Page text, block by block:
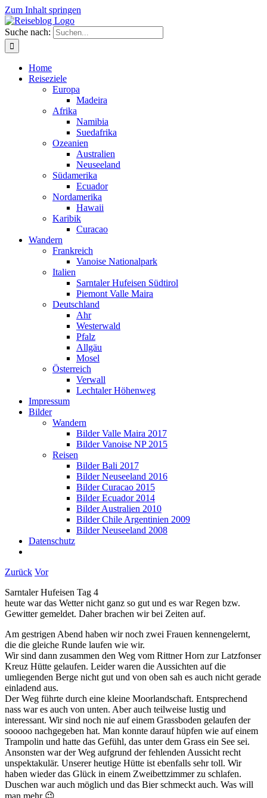
Zum Inhalt springen
Suche nach:
Home
Reiseziele
Europa
Madeira
Afrika
Namibia
Suedafrika
Ozeanien
Australien
Neuseeland
Südamerika
Ecuador
Nordamerika
Hawaii
Karibik
Curacao
Wandern
Frankreich
Vanoise Nationalpark
Italien
Sarntaler Hufeisen Südtirol
Piemont Valle Maira
Deutschland
Ahr
Westerwald
Pfalz
Allgäu
Mosel
Österreich
Verwall
Lechtaler Höhenweg
Impressum
Bilder
Wandern
Bilder Valle Maira 2017
Bilder Vanoise NP 2015
Reisen
Bilder Bali 2017
Bilder Neuseeland 2016
Bilder Curacao 2015
Bilder Ecuador 2014
Bilder Australien 2010
Bilder Chile Argentinien 2009
Bilder Neuseeland 2008
Datenschutz
Zurück Vor
Sarntaler Hufeisen Tag 4
heute war das Wetter nicht ganz so gut und es war Regen bzw.
Gewitter gemeldet. Daher brachen wir bei Zeiten auf.
Am gestrigen Abend haben wir noch zwei Frauen kennengelernt,
die die gleiche Runde laufen wie wir.
Wir sind dann zusammen den Weg vom Rittner Horn zur Latzfonser
Kreuz Hütte gelaufen. Leider waren die Aussichten auf die
umliegenden Berge nicht gut und von oben sah es auch nicht gerade
einladend aus.
Der Weg führte durch eine kleine Moorlandschaft. Entsprechend
nass war es auch von unten. Aber auch teilweise lustig und
interessant. Wir sind noch nie auf einem Grassboden gelaufen der
sooooo nachgegeben hat. Man konnte darauf hüpfen wie auf einem
Trampolin und hatte das Gefühl, das unter dem Grass ein See sei.
Ansonsten war der Weg aufgrund der fehlenden Aussicht recht
unspektakulär. Unserer heutige Hütte ist ebenfalls sehr toll. Wir
haben wieder das Glück in einem Zweibettzimmer zu schlafen.
Duschen war auch möglich und das Bier schmeckt auch. Was will
man mehr 😉